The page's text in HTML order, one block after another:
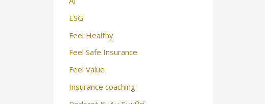
ESG
Feel Healthy
Feel Safe Insurance
Feel Value
Insurance coaching